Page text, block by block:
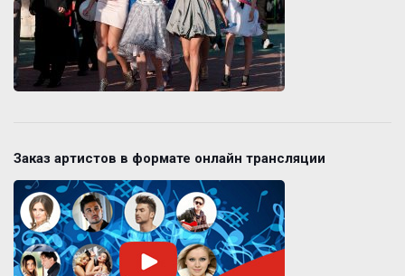
Заказ артистов в формате онлайн трансляции